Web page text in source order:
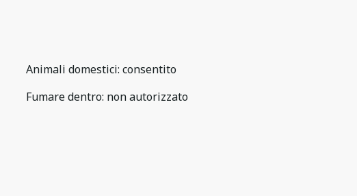
Animali domestici: consentito
Fumare dentro: non autorizzato